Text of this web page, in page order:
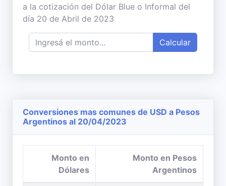
a la cotización del Dólar Blue o Informal del
día 20 de Abril de 2023
Calcular
Conversiones mas comunes de USD a Pesos
Argentinos al 20/04/2023
Monto en
Dólares
Monto en Pesos
Argentinos